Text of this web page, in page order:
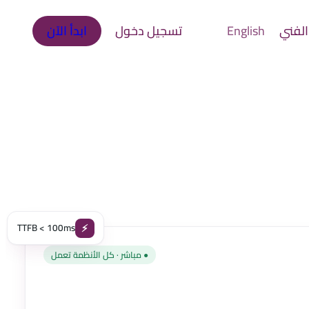
English تسجيل دخول ابدأ الآن
⚡
TTFB < 100ms
● مباشر · كل الأنظمة تعمل